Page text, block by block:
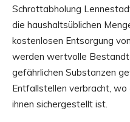
Schrottabholung
die haushaltsüblichen
kostenlosen Entsorgung
werden wertvolle
gefährlichen Substanzen
Entfallstellen verbracht,
ihnen sichergestellt ist.